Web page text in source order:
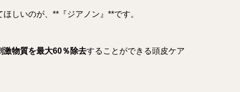
しいのが、**『ジアノン』**です。
激物質を最大60％除去することができる頭皮ケア